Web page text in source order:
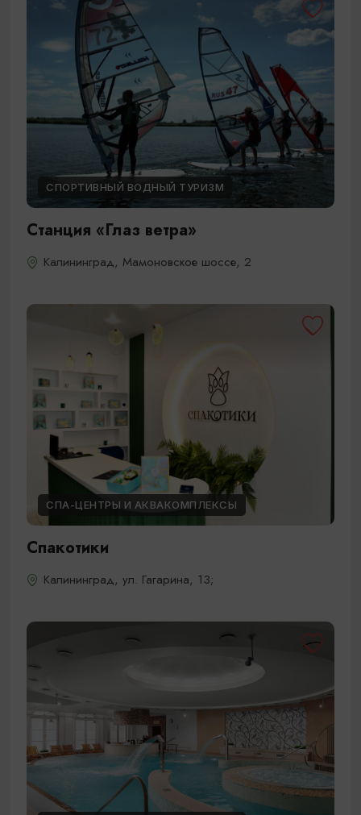
СПОРТИВНЫЙ ВОДНЫЙ ТУРИЗМ
Станция «Глаз ветра»
Калининград, Мамоновское шоссе, 2
СПА-ЦЕНТРЫ И АКВАКОМПЛЕКСЫ
Спакотики
Калининград, ул. Гагарина, 13;